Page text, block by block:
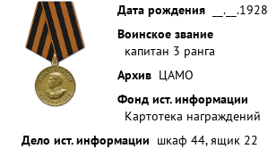
Дата рождения
__.__.1928
Воинское звание
капитан 3 ранга
Архив ЦАМО
Фонд ист. информации
Картотека награждений
Дело ист. информации шкаф 44, ящик 22